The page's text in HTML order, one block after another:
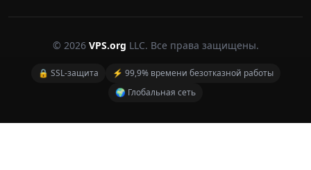
© 2026 VPS.org LLC. Все права защищены.
🔒 SSL-защита
⚡ 99,9% времени безотказной работы
🌍 Глобальная сеть